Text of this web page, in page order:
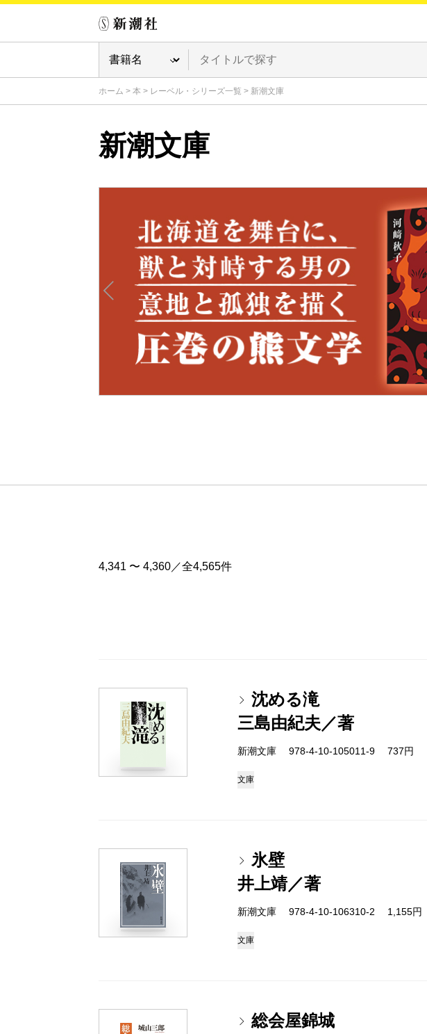
ホーム > 本 > レーベル・シリーズ一覧 > 新潮文庫
新潮文庫
4,341 〜 4,360／全4,565件
沈める滝
三島由紀夫／著
新潮文庫 978-4-10-105011-9 737円
文庫
氷壁
井上靖／著
新潮文庫 978-4-10-106310-2 1,155円
文庫
総会屋錦城